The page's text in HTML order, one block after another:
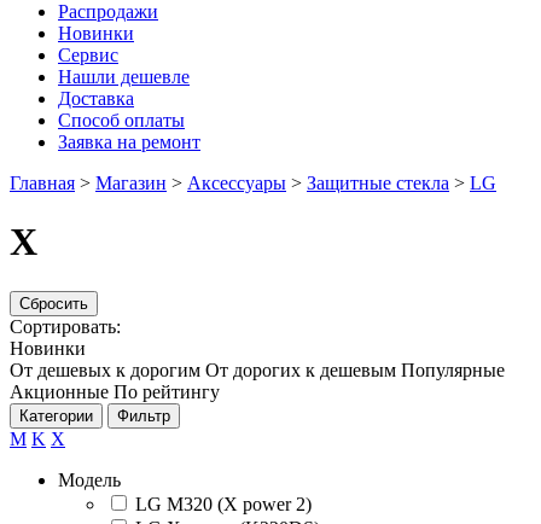
Распродажи
Новинки
Сервис
Нашли дешевле
Доставка
Способ оплаты
Заявка на ремонт
Главная > Магазин > Аксессуары > Защитные стекла > LG
X
Сбросить
Сортировать:
Новинки
От дешевых к дорогим От дорогих к дешевым Популярные
Акционные По рейтингу
Категории Фильтр
M K X
Модель
LG M320 (X power 2)